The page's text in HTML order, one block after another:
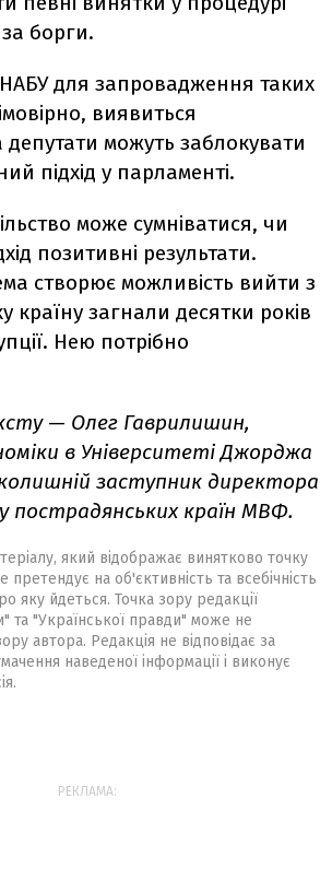
борги.
для запровадження таких
виявиться
депутати можуть заблокувати
підхід у парламенті.
може сумніватися, чи
позитивні результати.
створює можливість вийти з
країну загнали десятки років
Нею потрібно
— Олег Гаврилишин,
в Університеті Джорджа
заступник директора
пострадянських країн МВФ.
який відображає винятково точку
на об'єктивність та всебічність
яку йдеться. Точка зору редакції
та "Української правди" може не
автора. Редакція не відповідає за
наведеної інформації і виконує
РЕКЛАМА: